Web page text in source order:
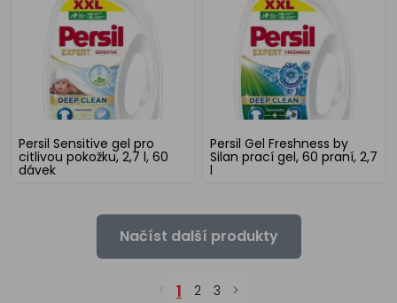
Persil Sensitive gel pro
citlivou pokožku, 2,7 l, 60
dávek
Persil Gel Freshness by
Silan prací gel, 60 praní, 2,7
l
Načíst další produkty
1 2 3